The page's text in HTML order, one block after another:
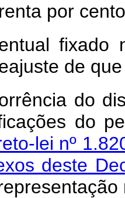
por
fixado
de
do
do
lei nº
deste